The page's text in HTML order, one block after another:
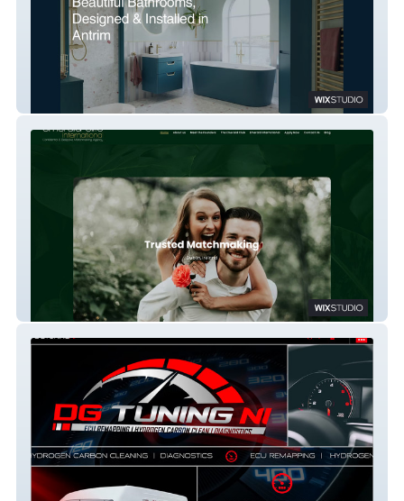
allaboutbathrooms
Emerald Elite International Dating